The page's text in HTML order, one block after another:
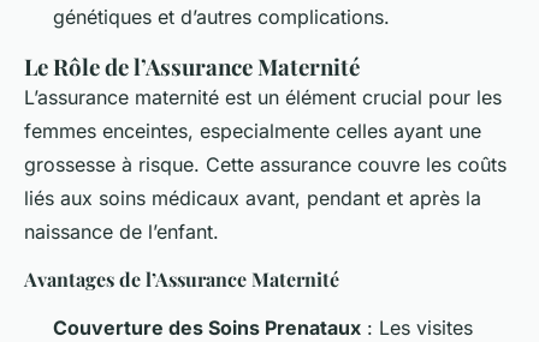
génétiques et d’autres complications.
Le Rôle de l’Assurance Maternité
L’assurance maternité est un élément crucial pour les
femmes enceintes, especialmente celles ayant une
grossesse à risque. Cette assurance couvre les coûts
liés aux soins médicaux avant, pendant et après la
naissance de l’enfant.
Avantages de l’Assurance Maternité
Couverture des Soins Prenataux : Les visites